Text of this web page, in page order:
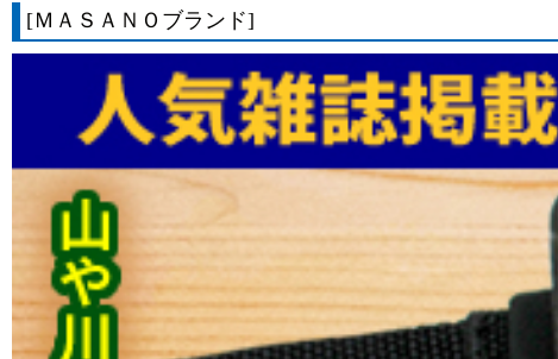
[ＭＡＳＡＮＯブランド]